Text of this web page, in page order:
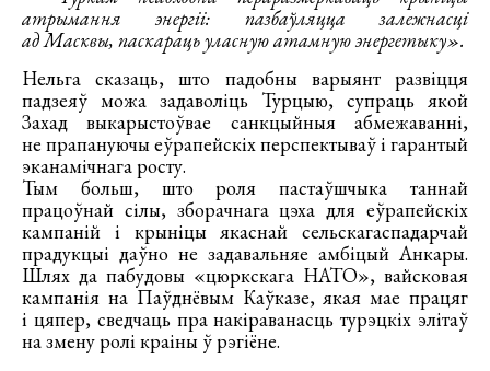
атрымання энергіі: пазбаўляцца залежнасці
ад Масквы, паскараць уласную атамную энергетыку».
Нельга сказаць, што падобны варыянт развіцця
падзеяў можа задаволіць Турцыю, супраць якой
Захад выкарыстоўвае санкцыйныя абмежаванні,
не прапануючы еўрапейскіх перспектываў і гарантый
эканамічнага росту.
Тым больш, што роля пастаўшчыка таннай
працоўнай сілы, зборачнага цэха для еўрапейскіх
кампаній і крыніцы якаснай сельскагаспадарчай
прадукцыі даўно не задавальняе амбіцый Анкары.
Шлях да пабудовы «цюркскага НАТО», вайсковая
кампанія на Паўднёвым Каўказе, якая мае працяг
і цяпер, сведчаць пра накіраванасць турэцкіх элітаў
на змену ролі краіны ў рэгіёне.